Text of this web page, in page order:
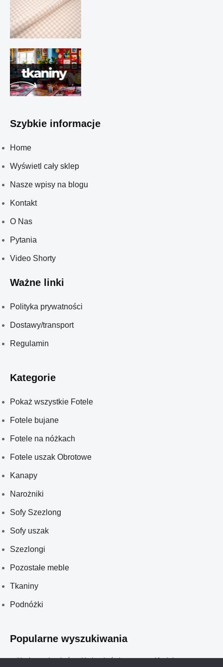
Szybkie informacje
Home
Wyświetl cały sklep
Nasze wpisy na blogu
Kontakt
O Nas
Pytania
Video Shorty
Ważne linki
Polityka prywatności
Dostawy/transport
Regulamin
Kategorie
Pokaż wszystkie Fotele
Fotele bujane
Fotele na nóżkach
Fotele uszak Obrotowe
Kanapy
Narożniki
Sofy Szezlong
Sofy uszak
Szezlongi
Pozostałe meble
Tkaniny
Podnóżki
Popularne wyszukiwania
meble glamour do salonówmeble do salonów kosmetycznychfotel obrotowy